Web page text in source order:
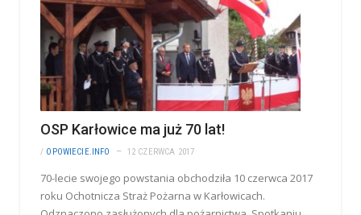
OSP Karłowice ma już 70 lat!
/ OPOWIECIE.INFO 12 CZERWCA 2017
70-lecie swojego powstania obchodziła 10 czerwca 2017
roku Ochotnicza Straż Pożarna w Karłowicach.